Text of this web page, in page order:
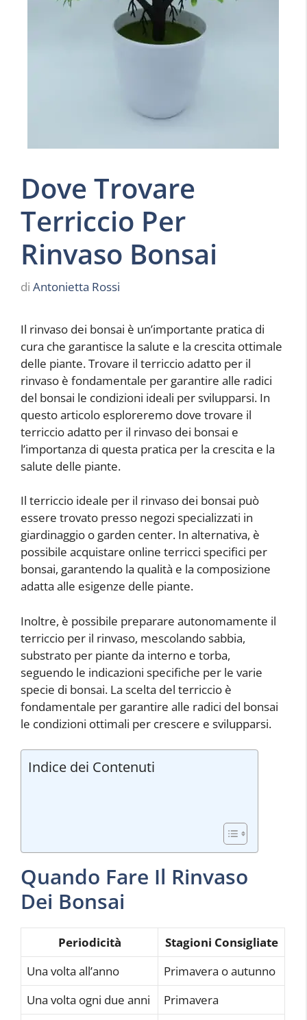
Dove Trovare
Terriccio Per
Rinvaso Bonsai
di Antonietta Rossi
Il rinvaso dei bonsai è un’importante pratica di
cura che garantisce la salute e la crescita ottimale
delle piante. Trovare il terriccio adatto per il
rinvaso è fondamentale per garantire alle radici
del bonsai le condizioni ideali per svilupparsi. In
questo articolo esploreremo dove trovare il
terriccio adatto per il rinvaso dei bonsai e
l’importanza di questa pratica per la crescita e la
salute delle piante.
Il terriccio ideale per il rinvaso dei bonsai può
essere trovato presso negozi specializzati in
giardinaggio o garden center. In alternativa, è
possibile acquistare online terricci specifici per
bonsai, garantendo la qualità e la composizione
adatta alle esigenze delle piante.
Inoltre, è possibile preparare autonomamente il
terriccio per il rinvaso, mescolando sabbia,
substrato per piante da interno e torba,
seguendo le indicazioni specifiche per le varie
specie di bonsai. La scelta del terriccio è
fondamentale per garantire alle radici del bonsai
le condizioni ottimali per crescere e svilupparsi.
Indice dei Contenuti
Quando Fare Il Rinvaso
Dei Bonsai
Periodicità
Stagioni Consigliate
Una volta all’anno
Primavera o autunno
Una volta ogni due anni
Primavera